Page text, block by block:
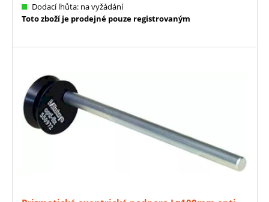
Dodací lhůta: na vyžádání
Toto zboží je prodejné pouze registrovaným